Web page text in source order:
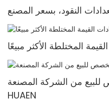
النقود، بسعر المصنع
من الشركة المصنعة |
HUAEN